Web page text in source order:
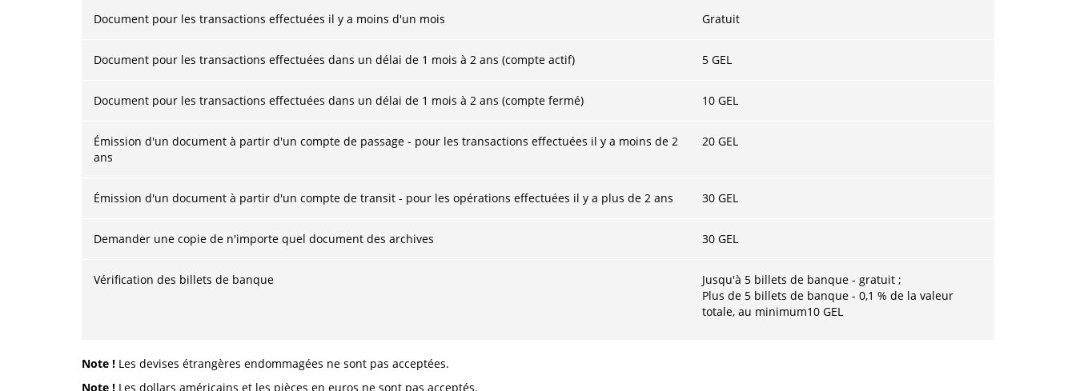
Document pour les transactions effectuées il y a moins d'un mois Gratuit
Document pour les transactions effectuées dans un délai de 1 mois à 2 ans (compte actif) 5 GEL
Document pour les transactions effectuées dans un délai de 1 mois à 2 ans (compte fermé) 10 GEL
Émission d'un document à partir d'un compte de passage - pour les transactions effectuées il y a moins de 2
ans
20 GEL
Émission d'un document à partir d'un compte de transit - pour les opérations effectuées il y a plus de 2 ans 30 GEL
Demander une copie de n'importe quel document des archives 30 GEL
Vérification des billets de banque
Jusqu'à 5 billets de banque - gratuit ;
Plus de 5 billets de banque - 0,1 % de la valeur
totale, au minimum10 GEL
Note ! Les devises étrangères endommagées ne sont pas acceptées.
Note ! Les dollars américains et les pièces en euros ne sont pas acceptés.